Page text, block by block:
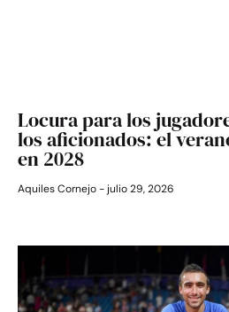
Locura para los
los aficionados: el
en 2028
Aquiles Cornejo julio 29, 2026